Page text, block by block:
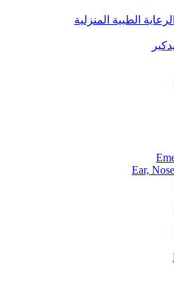
الطبية المنزلية
Ear,